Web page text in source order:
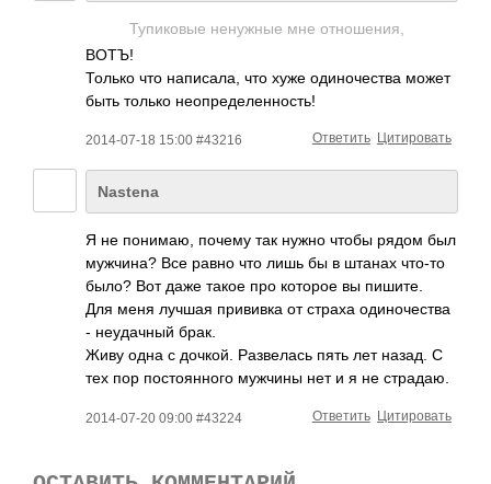
Тупиковые ненужные мне отношения,
ВОТЪ!
Только что написала, что хуже одиночества может
быть только неопределенность­!
2014-07-18 15:00 #43216 Цитировать
Ответить
Nastena
Я не понимаю, почему так нужно чтобы рядом был
мужчина? Все равно что лишь бы в штанах что-то
было? Вот даже такое про которое вы пишите.
Для меня лучшая прививка от страха одиночества
- неудачный брак.
Живу одна с дочкой. Развелась пять лет назад. С
тех пор постоянного мужчины нет и я не страдаю.
2014-07-20 09:00 #43224 Цитировать
Ответить